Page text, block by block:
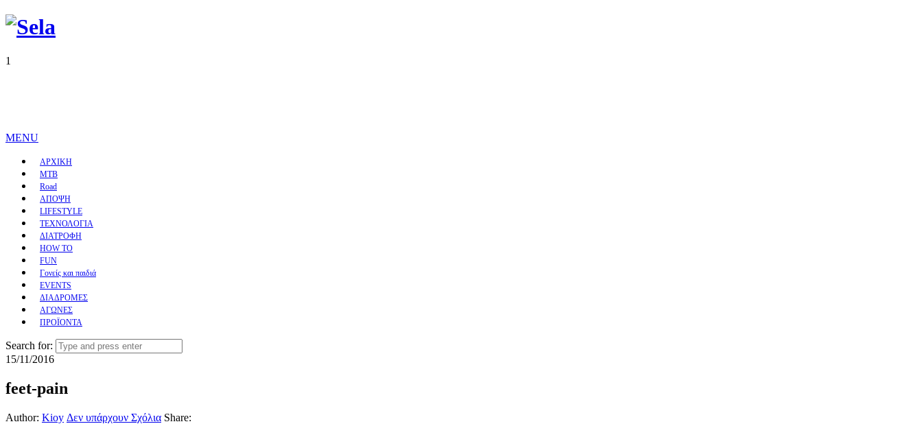
1
MENU
ΑΡΧΙΚΗ
MTB
Road
ΑΠΟΨΗ
LIFESTYLE
ΤΕΧΝΟΛΟΓΙΑ
ΔΙΑΤΡΟΦΗ
HOW TO
FUN
Γονείς και παιδιά
EVENTS
ΔΙΑΔΡΟΜΕΣ
ΑΓΩΝΕΣ
ΠΡΟΪΟΝΤΑ
Search for:
15/11/2016
feet-pain
Author: Kioy Δεν υπάρχουν Σχόλια Share: